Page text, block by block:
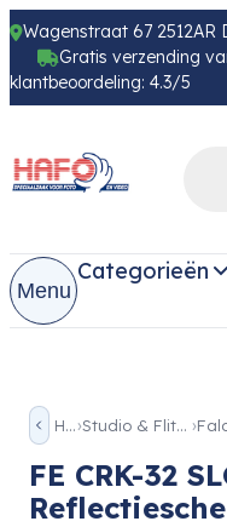
Wagenstraat 67 2512AR
Gratis verzending
klantbeoordeling: 4.3/5
Menu
Categorieën
Home Studio & Flits toebehoren
FE CRK-32